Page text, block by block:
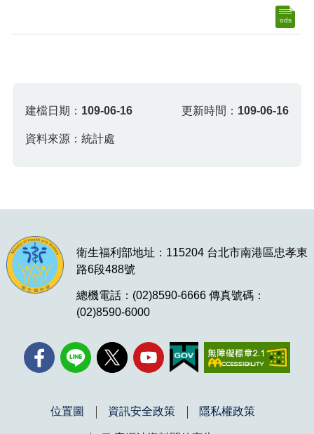
ods
建檔日期： 109-06-16 更新時間： 109-06-16
資料來源：統計處
衛生福利部地址：115204 台北市南港區忠孝東
路6段488號
總機電話：(02)8590-6666 傳真號碼：
(02)8590-6000
位置圖 資訊安全政策 隱私權政策